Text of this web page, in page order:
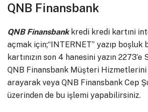
QNB Finansbank
QNB Finansbankkredi kredi kartıni
açmak için;“INTERNET” yazıp boşluk
kartınızın son 4 hanesini yazın
QNB Finansbank Müşteri
arayarak veya QNB Finansbank Cep
üzerinden de bu işlemi yapabilirsiniz.